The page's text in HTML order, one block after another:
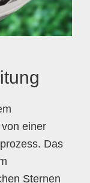
einer
Das
Sternen